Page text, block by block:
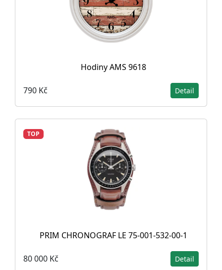
Hodiny AMS 9618
790 Kč Detail
TOP
PRIM CHRONOGRAF LE 75-001-532-00-1
80 000 Kč Detail